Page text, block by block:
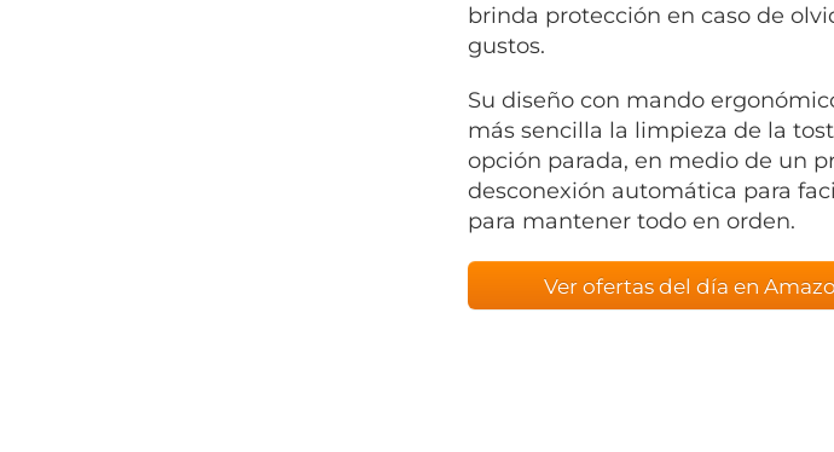
brinda protección en caso de
gustos.
Su diseño con mando
más sencilla la limpieza de la
opción parada, en medio de un
desconexión automática para
para mantener todo en orden.
Ver ofertas del día en